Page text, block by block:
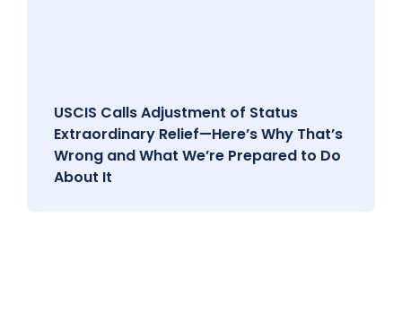
USCIS Calls Adjustment of Status
Extraordinary Relief—Here’s Why That’s
Wrong and What We’re Prepared to Do
About It